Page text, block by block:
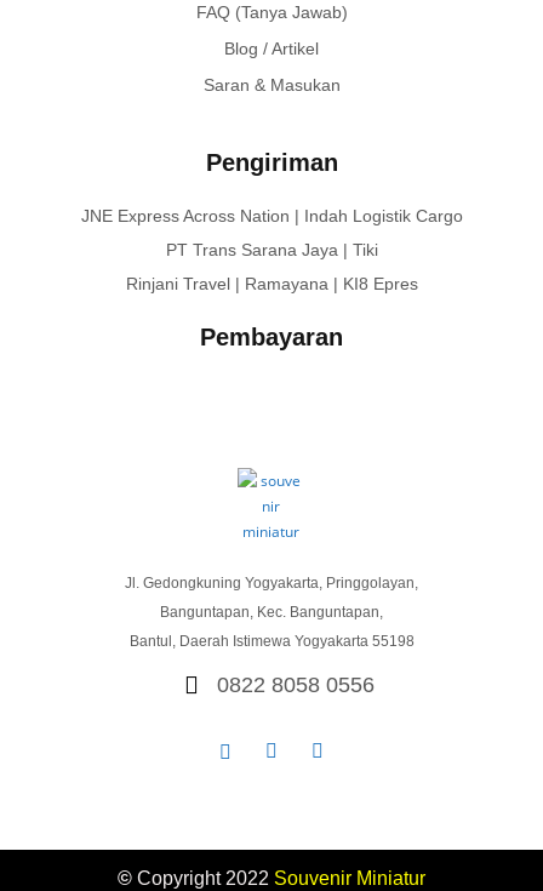
FAQ (Tanya Jawab)
Blog / Artikel
Saran & Masukan
Pengiriman
JNE Express Across Nation | Indah Logistik Cargo
PT Trans Sarana Jaya | Tiki
Rinjani Travel | Ramayana | KI8 Epres
Pembayaran
Jl. Gedongkuning Yogyakarta, Pringgolayan,
Banguntapan, Kec. Banguntapan,
Bantul, Daerah Istimewa Yogyakarta 55198
0822 8058 0556
© Copyright 2022 Souvenir Miniatur